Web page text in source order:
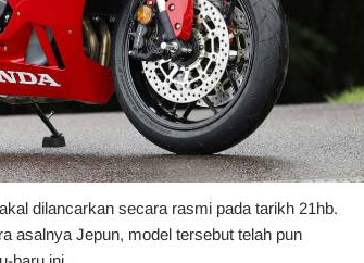
dilancarkan secara rasmi pada tarikh 21hb.
asalnya Jepun, model tersebut telah pun